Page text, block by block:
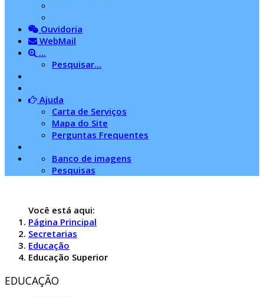
Ouvidoria
WebMail
...
Pesquisar...
Ajuda
Carta de Serviços
Mapa do Site
Perguntas Frequentes
Banco de imagens
Pesquisas
Você está aqui:
Página Principal
Secretarias
Educação
Educação Superior
EDUCAÇÃO